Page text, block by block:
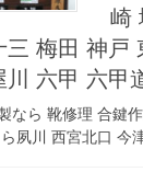
崎
三 梅田 神戸
川 六甲 六甲
なら 靴修理 合鍵
夙川 西宮北口 今